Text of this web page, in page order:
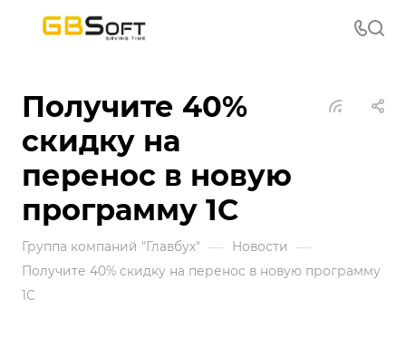
Получите 40%
скидку на
перенос в новую
программу 1С
Группа компаний "Главбух" — Новости —
Получите 40% скидку на перенос в новую программу
1С